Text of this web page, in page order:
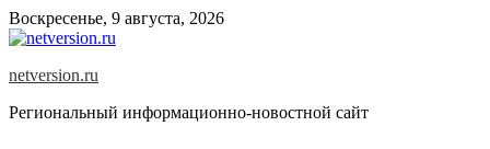
Skip
to
Воскресенье, 9 августа, 2026
netversion.ru
Региональный информационно-новостной сайт